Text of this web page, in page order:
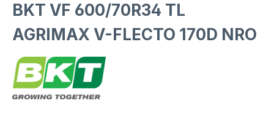
BKT VF 600/70R34 TL
AGRIMAX V-FLECTO 170D NRO